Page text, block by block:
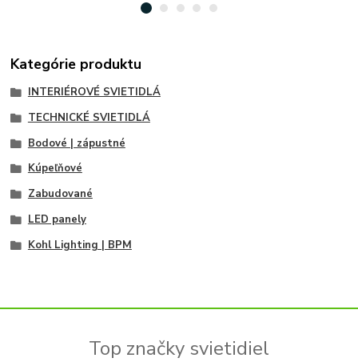
Kategórie produktu
INTERIÉROVÉ SVIETIDLÁ
TECHNICKÉ SVIETIDLÁ
Bodové | zápustné
Kúpeľňové
Zabudované
LED panely
Kohl Lighting | BPM
Top značky svietidiel